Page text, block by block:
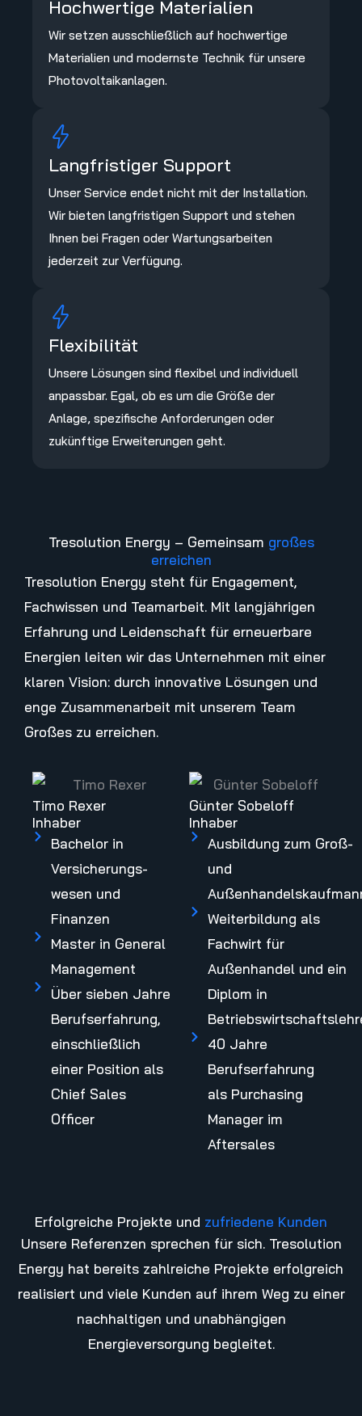
Hochwertige Materialien
Wir setzen ausschließlich auf hochwertige
Materialien und modernste Technik für unsere
Photovoltaikanlagen.
Langfristiger Support
Unser Service endet nicht mit der Installation.
Wir bieten langfristigen Support und stehen
Ihnen bei Fragen oder Wartungsarbeiten
jederzeit zur Verfügung.
Flexibilität
Unsere Lösungen sind flexibel und individuell
anpassbar. Egal, ob es um die Größe der
Anlage, spezifische Anforderungen oder
zukünftige Erweiterungen geht.
Tresolution Energy – Gemeinsam großes
erreichen
Tresolution Energy steht für Engagement,
Fachwissen und Teamarbeit. Mit langjährigen
Erfahrung und Leidenschaft für erneuerbare
Energien leiten wir das Unternehmen mit einer
klaren Vision: durch innovative Lösungen und
enge Zusammenarbeit mit unserem Team
Großes zu erreichen.
Timo Rexer
Inhaber
Bachelor in
Versicherungs­
wesen und
Finanzen
Master in General
Management
Über sieben Jahre
Berufs­erfahrung,
einschließlich
einer Position als
Chief Sales
Officer
Günter Sobeloff
Inhaber
Ausbildung zum Groß-
und
Weiterbildung als
Fachwirt für
Außenhandel und ein
Diplom in
40 Jahre
Berufserfahrung
als Purchasing
Manager im
Aftersales
Erfolgreiche Projekte und zufriedene Kunden
Unsere Referenzen sprechen für sich. Tresolution
Energy hat bereits zahlreiche Projekte erfolgreich
realisiert und viele Kunden auf ihrem Weg zu einer
nachhaltigen und unabhängigen
Energieversorgung begleitet.